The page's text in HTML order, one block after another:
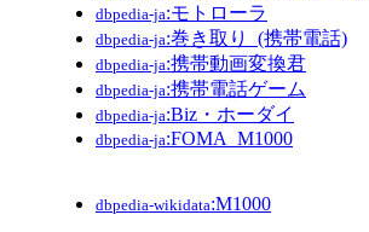
dbpedia-ja:モトローラ
dbpedia-ja:巻き取り_(携帯電話)
dbpedia-ja:携帯動画変換君
dbpedia-ja:携帯電話ゲーム
dbpedia-ja:Biz・ホーダイ
dbpedia-ja:FOMA_M1000
dbpedia-wikidata:M1000